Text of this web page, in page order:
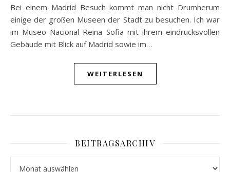
Bei einem Madrid Besuch kommt man nicht Drumherum
einige der großen Museen der Stadt zu besuchen. Ich war
im Museo Nacional Reina Sofia mit ihrem eindrucksvollen
Gebäude mit Blick auf Madrid sowie im…
WEITERLESEN
BEITRAGSARCHIV